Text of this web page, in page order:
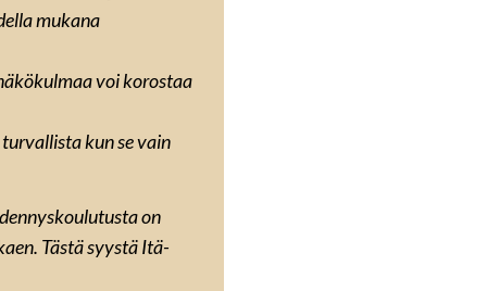
mukana
voi korostaa
kun se vain
on
Tästä syystä Itä-